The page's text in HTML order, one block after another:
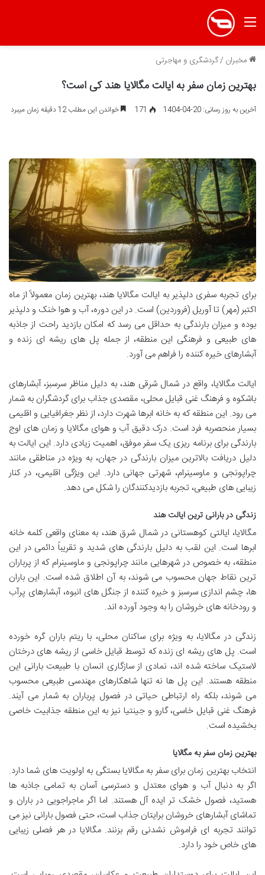
منو
مخبران /گردشگری و مهاجرتی
بهترین زمان سفر به ایالت مگالایا هند کی است؟
آخرین به روز رسانی: 20-04-1404 171 خواندن این مطلب 12 دقیقه زمان میبرد
برای تجربه سفری دلپذیر به ایالت مگالایا هند، بهترین زمان معمولاً از ماه
اکتبر (مهر) تا آوریل (فروردین) است. در این دوره، آب و هوا خنک و دلپذیر
بوده و میزان بارندگی به حداقل می رسد که امکان بازدید راحت از جاذبه
های طبیعی و فرهنگی این منطقه، از جمله پل های ریشه ای زنده و
آبشارهای خیره کننده را فراهم می آورد.
ایالت مگالایا، واقع در شمال شرقی هند، به دلیل مناظر سرسبز، آبشارهای
باشکوه و فرهنگ غنی قبایل محلی، مقصدی جذاب برای گردشگران به شمار
می رود. این منطقه که به خانه ابرها شهرت دارد، از نظر جغرافیایی و اقلیمی
بسیار منحصربه فرد است. درک دقیق آب و هوای مگالایا و زمان های اوج
بارندگی برای برنامه ریزی یک سفر موفق، اهمیت زیادی دارد. این ایالت به
دلیل دریافت بالاترین میزان بارندگی در جهان، به ویژه در مناطقی مانند
چراپونجی و ماوسینرام، شهرتی جهانی دارد. این ویژگی اقلیمی، در کنار
زیبایی های طبیعی، تجربه بازدیدکنندگان را شکل می دهد.
زندگی در بارانی ترین ایالت هند
مگالایا، ایالتی کوهستانی در شمال شرق هند، به معنای واقعی کلمه خانه
ابرها است. این لقب به دلیل بارندگی های شدید و تقریباً دائمی در این
منطقه، به خصوص در شهرهایی مانند چراپونجی و ماوسینرام که از پرباران
ترین نقاط جهان محسوب می شوند، به آن اطلاق شده است. این باران
ها، چشم اندازی سرسبز و خیره کننده از جنگل های انبوه، آبشارهای پرآب
و رودخانه های خروشان را به وجود آورده اند.
زندگی در مگالایا، به ویژه برای ساکنان محلی، با ریتم باران گره خورده
است. پل های ریشه ای زنده که توسط قبایل خاسی از ریشه های درختان
لاستیک ساخته شده اند، نمادی از سازگاری انسان با طبیعت بارانی این
منطقه هستند. این پل ها نه تنها شاهکارهای مهندسی طبیعی محسوب
می شوند، بلکه راه ارتباطی حیاتی در فصول پرباران به شمار می آیند.
فرهنگ غنی قبایل خاسی، گارو و جینتیا نیز به این منطقه جذابیت خاصی
بخشیده است.
بهترین زمان سفر به مگالایا
انتخاب بهترین زمان برای سفر به مگالایا بستگی به اولویت های شما دارد.
اگر به دنبال آب و هوای معتدل و دسترسی آسان به تمامی جاذبه ها
هستید، فصول خشک تر ایده آل هستند. اما اگر ماجراجویی در باران و
تماشای آبشارهای خروشان برایتان جذاب است، حتی فصول بارانی نیز می
توانند تجربه ای فراموش نشدنی رقم بزنند. مگالایا در هر فصلی زیبایی
های خاص خود را دارد.